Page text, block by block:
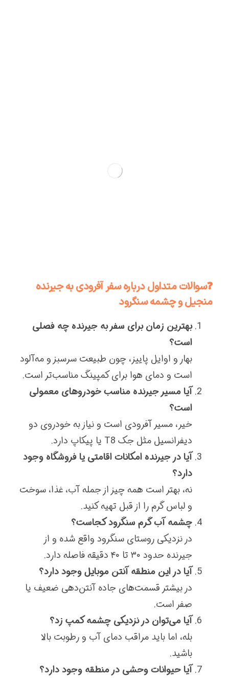
❓سوالات متداول درباره سفر آفرودی به جیرنده
منجیل و چشمه سنگرود
بهترین زمان برای سفر به جیرنده چه فصلی
است؟
بهار و اوایل پاییز، چون طبیعت سرسبز و مه‌آلود
است و دمای هوا برای کمپینگ مناسب‌تر است.
آیا مسیر جیرنده مناسب خودروهای معمولی
است؟
خیر، مسیر آفرودی است و نیاز به خودروی دو
دیفرانسیل مثل جک T8 یا پیکاپ دارد.
آیا در جیرنده امکانات اقامتی یا فروشگاه وجود
دارد؟
نه، بهتر است همه چیز از جمله آب، غذا، سوخت
و لباس گرم را از قبل تهیه کنید.
چشمه آب گرم سنگرود کجاست؟
در نزدیکی روستای سنگرود واقع شده و از
جیرنده حدود ۳۰ تا ۴۰ دقیقه فاصله دارد.
آیا در این منطقه آنتن موبایل وجود دارد؟
در بیشتر قسمت‌های جاده آنتن‌دهی ضعیف یا
صفر است.
آیا می‌توان در نزدیکی چشمه کمپ زد؟
بله، اما باید مراقب دمای آب و رطوبت بالا
باشید.
آیا حیوانات وحشی در منطقه وجود دارد؟